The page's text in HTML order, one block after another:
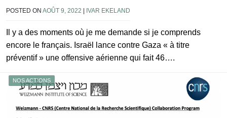
POSTED ON AOÛT 9, 2022 IVAR EKELAND
Il y a des moments où je me demande si je comprends
encore le français. Israël lance contre Gaza « à titre
préventif » une offensive aérienne qui fait 46….
NOS ACTIONS